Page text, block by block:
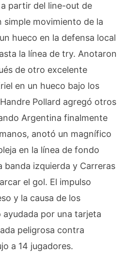
partir del line-out de
simple movimiento de la
hueco en la defensa local
la línea de try. Anotaron
de otro excelente
en un hueco bajo los
Pollard agregó otros
Argentina finalmente
anotó un magnífico
en la línea de fondo
banda izquierda y Carreras
el gol. El impulso
y la causa de los
por una tarjeta
peligrosa contra
a 14 jugadores.